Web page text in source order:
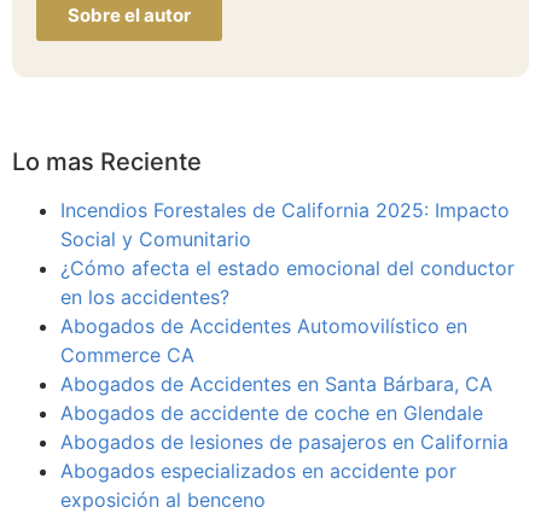
Sobre el autor
Lo mas Reciente
Incendios Forestales de California 2025: Impacto
Social y Comunitario
¿Cómo afecta el estado emocional del conductor
en los accidentes?
Abogados de Accidentes Automovilístico en
Commerce CA
Abogados de Accidentes en Santa Bárbara, CA
Abogados de accidente de coche en Glendale
Abogados de lesiones de pasajeros en California
Abogados especializados en accidente por
exposición al benceno